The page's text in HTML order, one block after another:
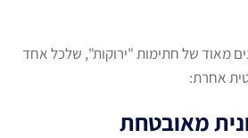
מאוד של חתימות "ירוקות", שלכל אחד
אחרת:
מאובטחת